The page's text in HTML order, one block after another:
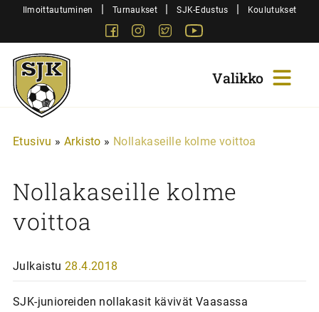
SiirryIlmoittautuminen | Turnaukset | SJK-Edustus | Koulutukset
FacebookInstagram
Twitter
Sjk-
Juniorit
Etusivu » Arkisto » Nollakaseille kolme voittoa
Nollakaseille kolme
voittoa
Julkaistu 28.4.2018
SJK-junioreiden nollakasit kävivät Vaasassa